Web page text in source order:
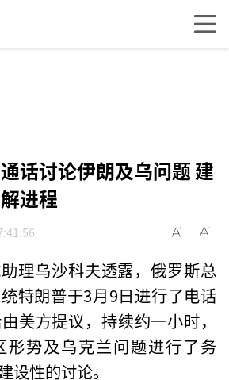
话讨论伊朗及乌问题 建
进程
理乌沙科夫透露，俄罗斯总
特朗普于3月9日进行了电话
美方提议，持续约一小时，
形势及乌克兰问题进行了务
设性的讨论。